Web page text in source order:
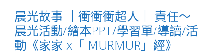
晨光故事 ｜衝衝衝超人｜ 責任～
晨光活動/繪本PPT/學習單/導讀/活
動《家家 x「 MURMUR」經》